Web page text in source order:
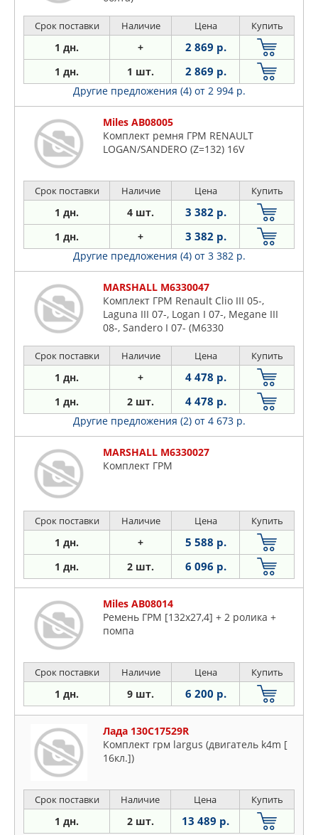
Срок поставки Наличие Цена Купить
1 дн. + 2 869 р.
1 дн. 1 шт. 2 869 р.
Другие предложения (4) от 2 994 р.
Miles AB08005
Комплект ремня ГРМ RENAULT
LOGAN/SANDERO (Z=132) 16V
Срок поставки Наличие Цена Купить
1 дн. 4 шт. 3 382 р.
1 дн. + 3 382 р.
Другие предложения (4) от 3 382 р.
MARSHALL M6330047
Комплект ГРМ Renault Clio III 05-,
Laguna III 07-, Logan I 07-, Megane III
08-, Sandero I 07- (M6330
Срок поставки Наличие Цена Купить
1 дн. + 4 478 р.
1 дн. 2 шт. 4 478 р.
Другие предложения (2) от 4 673 р.
MARSHALL M6330027
Комплект ГРМ
Срок поставки Наличие Цена Купить
1 дн. + 5 588 р.
1 дн. 2 шт. 6 096 р.
Miles AB08014
Ремень ГРМ [132x27,4] + 2 ролика +
помпа
Срок поставки Наличие Цена Купить
1 дн. 9 шт. 6 200 р.
Лада 130C17529R
Комплект грм largus (двигатель k4m [
16кл.])
Срок поставки Наличие Цена Купить
1 дн. 2 шт. 13 489 р.